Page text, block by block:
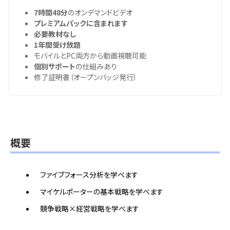
7時間48分のオンデマンドビデオ
プレミアムパックに含まれます
必要教材なし
1年間受け放題
モバイルとPC両方から動画視聴可能
個別サポートの仕組みあり
修了証明書（オープンバッジ発行）
概要
ファイブフォース分析を学べます
マイケルポーターの基本戦略を学べます
競争戦略×経営戦略を学べます